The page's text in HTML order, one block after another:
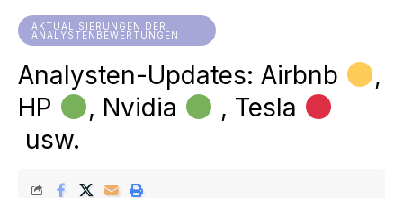
AKTUALISIERUNGEN DER
ANALYSTENBEWERTUNGEN
Analysten-Updates: Airbnb
,
HP
, Nvidia
, Tesla
usw.